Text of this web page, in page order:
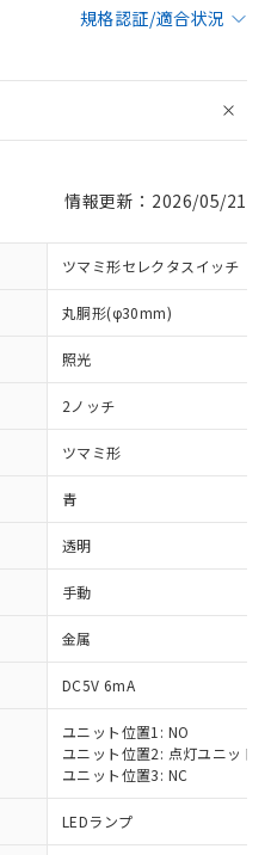
規格認証/適合状況
情報更新：2026/05/21
ツマミ形セレクタスイッチ
丸胴形(φ30mm)
照光
2ノッチ
ツマミ形
青
透明
手動
金属
DC5V 6mA
ユニット位置1: NO
ユニット位置2: 点灯ユニット
ユニット位置3: NC
LEDランプ